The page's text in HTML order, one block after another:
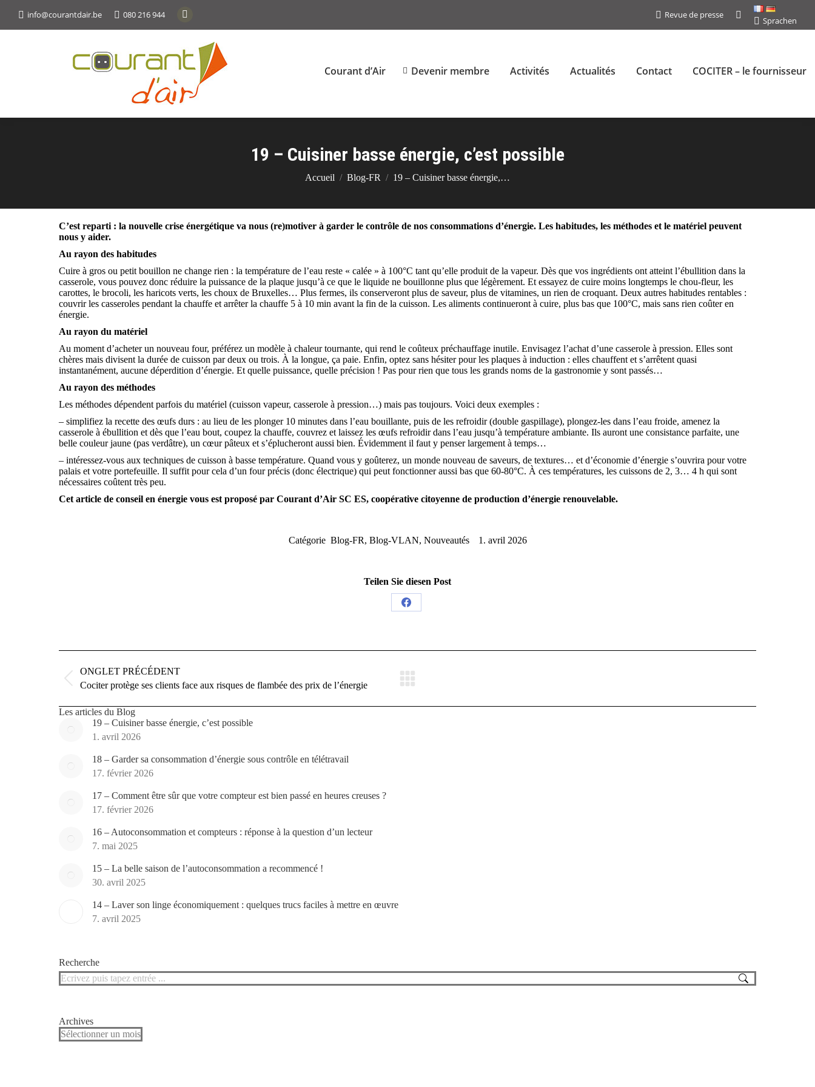
info@courantdair.be 080 216 944
opens
in
new
window
Revue de presse Search:
Sprachen
Courant d’Air Devenir membre Activités Actualités Contact COCITER – le fournisseur
19 – Cuisiner basse énergie, c’est possible
Vous êtes ici :
Accueil
Blog-FR 19 – Cuisiner basse énergie,…
C’est reparti : la nouvelle crise énergétique va nous (re)motiver à garder le contrôle de nos consommations d’énergie. Les habitudes, les méthodes et le matériel peuvent
nous y aider.
Au rayon des habitudes
Cuire à gros ou petit bouillon ne change rien : la température de l’eau reste « calée » à 100°C tant qu’elle produit de la vapeur. Dès que vos ingrédients ont atteint l’ébullition dans la
casserole, vous pouvez donc réduire la puissance de la plaque jusqu’à ce que le liquide ne bouillonne plus que légèrement. Et essayez de cuire moins longtemps le chou-fleur, les
carottes, le brocoli, les haricots verts, les choux de Bruxelles… Plus fermes, ils conserveront plus de saveur, plus de vitamines, un rien de croquant. Deux autres habitudes rentables :
couvrir les casseroles pendant la chauffe et arrêter la chauffe 5 à 10 min avant la fin de la cuisson. Les aliments continueront à cuire, plus bas que 100°C, mais sans rien coûter en
énergie.
Au rayon du matériel
Au moment d’acheter un nouveau four, préférez un modèle à chaleur tournante, qui rend le coûteux préchauffage inutile. Envisagez l’achat d’une casserole à pression. Elles sont
chères mais divisent la durée de cuisson par deux ou trois. À la longue, ça paie. Enfin, optez sans hésiter pour les plaques à induction : elles chauffent et s’arrêtent quasi
instantanément, aucune déperdition d’énergie. Et quelle puissance, quelle précision ! Pas pour rien que tous les grands noms de la gastronomie y sont passés…
Au rayon des méthodes
Les méthodes dépendent parfois du matériel (cuisson vapeur, casserole à pression…) mais pas toujours. Voici deux exemples :
– simplifiez la recette des œufs durs : au lieu de les plonger 10 minutes dans l’eau bouillante, puis de les refroidir (double gaspillage), plongez-les dans l’eau froide, amenez la
casserole à ébullition et dès que l’eau bout, coupez la chauffe, couvrez et laissez les œufs refroidir dans l’eau jusqu’à température ambiante. Ils auront une consistance parfaite, une
belle couleur jaune (pas verdâtre), un cœur pâteux et s’éplucheront aussi bien. Évidemment il faut y penser largement à temps…
– intéressez-vous aux techniques de cuisson à basse température. Quand vous y goûterez, un monde nouveau de saveurs, de textures… et d’économie d’énergie s’ouvrira pour votre
palais et votre portefeuille. Il suffit pour cela d’un four précis (donc électrique) qui peut fonctionner aussi bas que 60-80°C. À ces températures, les cuissons de 2, 3… 4 h qui sont
nécessaires coûtent très peu.
Cet article de conseil en énergie vous est proposé par Courant d’Air SC ES, coopérative citoyenne de production d’énergie renouvelable.
Catégorie Blog-FR, Blog-VLAN, Nouveautés 1. avril 2026
Teilen Sie diesen Post
Share
commentaire
ONGLET PRÉCÉDENT
Onglet
Cociter protège ses clients face aux risques de flambée des prix de l’énergie
Les articles du Blog
19 – Cuisiner basse énergie, c’est possible
1. avril 2026
18 – Garder sa consommation d’énergie sous contrôle en télétravail
17. février 2026
17 – Comment être sûr que votre compteur est bien passé en heures creuses ?
17. février 2026
16 – Autoconsommation et compteurs : réponse à la question d’un lecteur
7. mai 2025
15 – La belle saison de l’autoconsommation a recommencé !
30. avril 2025
14 – Laver son linge économiquement : quelques trucs faciles à mettre en œuvre
7. avril 2025
Recherche
Search:
Archives
Archives